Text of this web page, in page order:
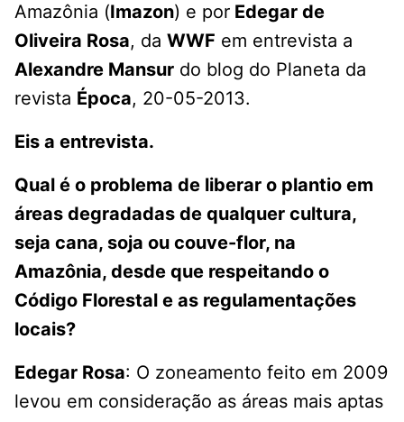
Amazônia (Imazon) e por Edegar de
Oliveira Rosa, da WWF em entrevista a
Alexandre Mansur do blog do Planeta da
revista Época, 20-05-2013.
Eis a entrevista.
Qual é o problema de liberar o plantio em
áreas degradadas de qualquer cultura,
seja cana, soja ou couve-flor, na
Amazônia, desde que respeitando o
Código Florestal e as regulamentações
locais?
Edegar Rosa: O zoneamento feito em 2009
levou em consideração as áreas mais aptas